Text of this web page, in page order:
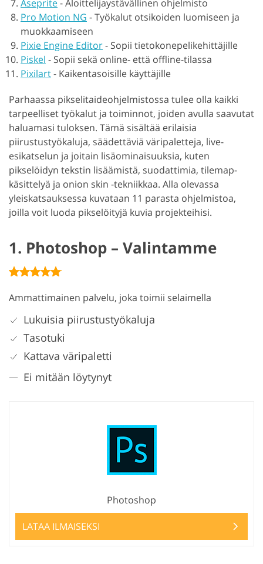
Aseprite-Aloittelijaystävällinen ohjelmisto
Pro Motion NG -Työkalut otsikoiden luomiseen ja
muokkaamiseen
Pixie Engine Editor- Sopii tietokonepelikehittäjille
Piskel - Sopii sekä online- että offline-tilassa
Pixilart- Kaikentasoisille käyttäjille
Parhaassa pikselitaideohjelmistossa tulee olla kaikki
tarpeelliset työkalut ja toiminnot, joiden avulla saavutat
haluamasi tuloksen. Tämä sisältää erilaisia
piirustustyökaluja, säädettäviä väripaletteja, live-
esikatselun ja joitain lisäominaisuuksia, kuten
pikselöidyn tekstin lisäämistä, suodattimia, tilemap-
käsittelyä ja onion skin -tekniikkaa. Alla olevassa
yleiskatsauksessa kuvataan 11 parasta ohjelmistoa,
joilla voit luoda pikselöityjä kuvia projekteihisi.
1. Photoshop – Valintamme
Ammattimainen palvelu, joka toimii selaimella
Lukuisia piirustustyökaluja
Tasotuki
Kattava väripaletti
Ei mitään löytynyt
Photoshop
LATAA ILMAISEKSI